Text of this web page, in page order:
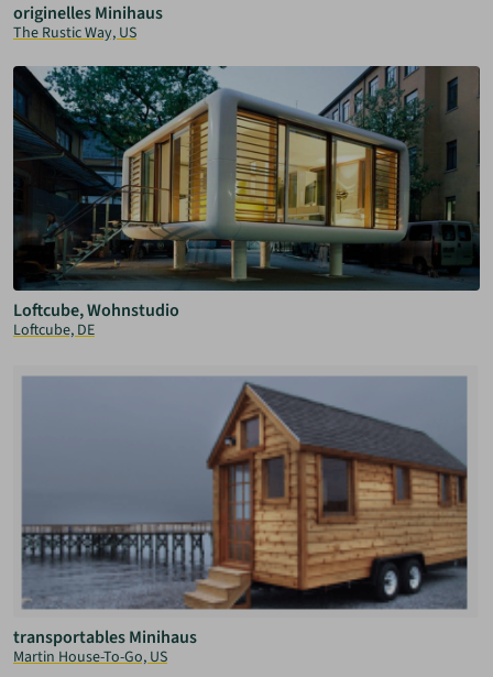
originelles Minihaus
The Rustic Way, US
Loftcube, Wohnstudio
Loftcube, DE
transportables Minihaus
Martin House-To-Go, US